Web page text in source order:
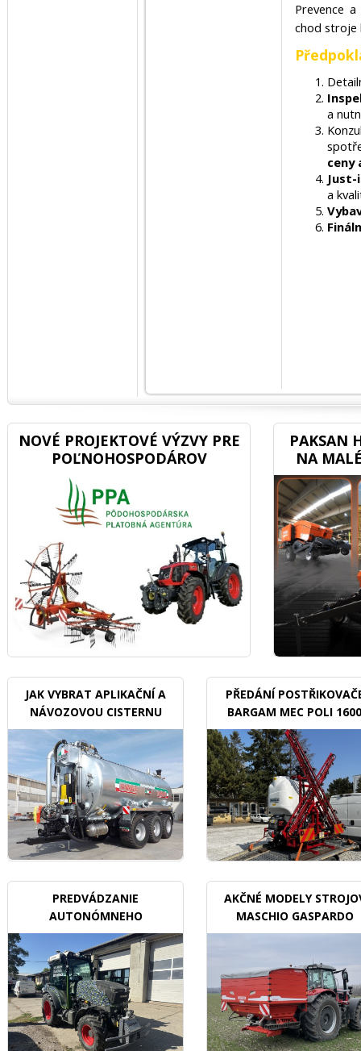
Prevence
chod stroje
a
ceny
a
NOVÉ PROJEKTOVÉ VÝZVY PRE
POĽNOHOSPODÁROV
PAKSAN
NA
JAK VYBRAT APLIKAČNÍ A
NÁVOZOVOU CISTERNU
PŘEDÁNÍ
BARGAM MEC POLI 1600
BDX
PREDVÁDZANIE
AUTONÓMNEHO
TRAKTORU V SADOCH
AKČNÉ MODELY
MASCHIO GASPARDO